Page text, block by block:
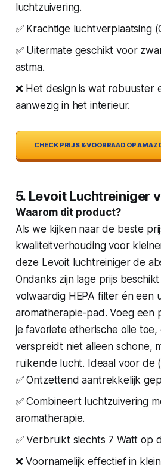
luchtzuivering.
✅ Krachtige luchtverplaatsing
✅ Uitermate geschikt voor
astma.
❌ Het design is wat robuuster
aanwezig in het interieur.
CHECK PRIJS & VOORRAAD OP
5. Levoit Luchtreiniger
Waarom dit product?
Als we kijken naar de beste
kwaliteitverhouding voor
deze Levoit luchtreiniger de
Ondanks zijn lage prijs
volwaardig HEPA filter én een
aromatherapie-pad. Voeg een
je favoriete etherische olie
verspreidt niet alleen schone,
ruikende lucht. Ideaal voor de
✅ Ontzettend aantrekkelijk
✅ Combineert luchtzuivering
aromatherapie.
✅ Verbruikt slechts 7 Watt op
❌ Voornamelijk effectief in